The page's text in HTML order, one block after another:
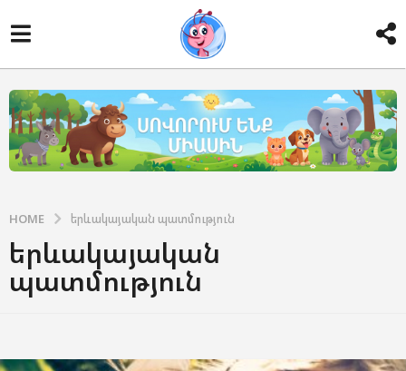
HOME երևակայական պատմություն
երևակայական
պատմություն